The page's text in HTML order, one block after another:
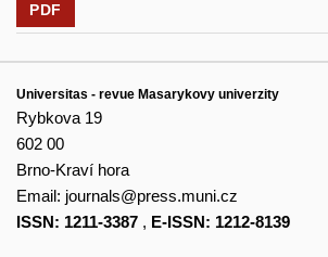
PDF
Universitas - revue Masarykovy univerzity
Rybkova 19
602 00
Brno-Kraví hora
Email: journals@press.muni.cz
ISSN: 1211-3387 , E-ISSN: 1212-8139